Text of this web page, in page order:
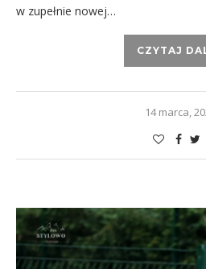
w zupełnie nowej…
CZYTAJ
14 marca,